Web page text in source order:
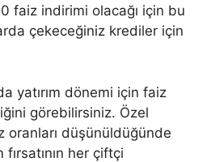
faiz indirimi olacağı için bu
çekeceğiniz krediler için
yatırım dönemi için faiz
görebilirsiniz. Özel
oranları düşünüldüğünde
her çiftçi